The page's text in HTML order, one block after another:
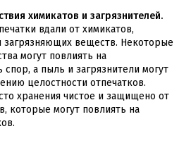
химикатов и загрязнителей.
вдали от химикатов,
загрязняющих веществ. Некоторые
могут повлиять на
спор, а пыль и загрязнители могут
целостности отпечатков.
хранения чистое и защищено от
которые могут повлиять на